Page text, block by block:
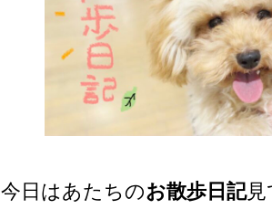
今日はあたちのお散歩日記見